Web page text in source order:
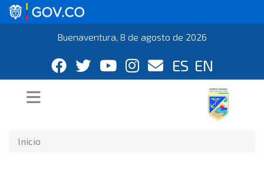
Buenaventura, 8 de agosto de 2026
ES EN
Inicio